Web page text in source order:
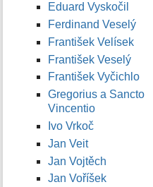
Eduard Vyskočil
Ferdinand Veselý
František Velísek
František Veselý
František Vyčichlo
Gregorius a Sancto
Vincentio
Ivo Vrkoč
Jan Veit
Jan Vojtěch
Jan Voříšek